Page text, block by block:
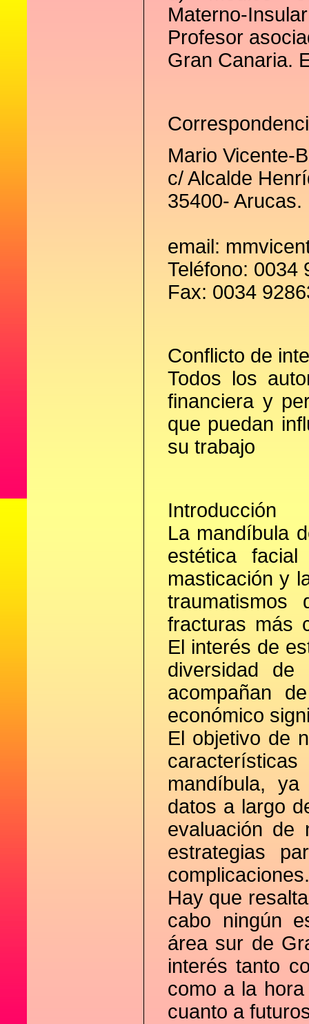
Materno-
Profesor
Gran Canaria.
Mario Vicente-
c/ Alcalde
35400-
email:
Teléfono: 0034
Fax: 0034
Conflicto de
Todos los
financiera y
que puedan
su trabajo
Introducción
La mandíbula
estética
masticación y
fracturas más
El interés de
diversidad
acompañan
económico
El objetivo de
mandíbula,
datos a largo
evaluación de
estrategias
complicaciones.
Hay que
cabo ningún
área sur de
interés tanto
como a la
cuanto a